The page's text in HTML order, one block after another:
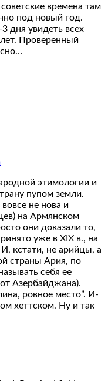
времена там
под новый год.
дня увидеть всех
Проверенный
этимологии и
пупом земли.
не нова и
на Армянском
они доказали то,
уже в XIX в., на
кстати, не арийцы, а
страны Ария, по
себя ее
Азербайджана).
ровное место”. И-
хеттском. Ну и так